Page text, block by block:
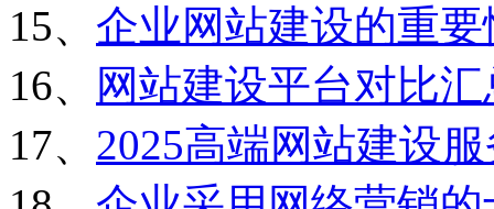
15、 企业网站建设的重要
16、
网站建设平台对比汇
17、 2025高端网站建设